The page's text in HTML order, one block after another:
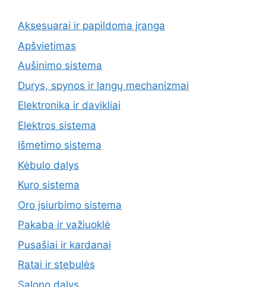
Aksesuarai ir papildoma įranga
Apšvietimas
Aušinimo sistema
Durys, spynos ir langų mechanizmai
Elektronika ir davikliai
Elektros sistema
Išmetimo sistema
Kėbulo dalys
Kuro sistema
Oro įsiurbimo sistema
Pakaba ir važiuoklė
Pusašiai ir kardanai
Ratai ir stebulės
Salono dalys